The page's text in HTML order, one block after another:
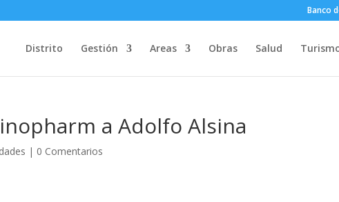
Banco
Distrito Gestión Areas Obras Salud
a Adolfo Alsina
| 0 Comentarios